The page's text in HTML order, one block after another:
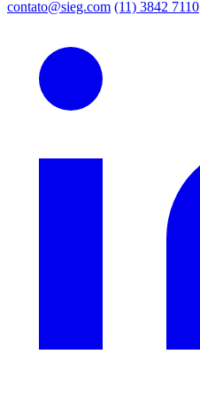
contato@sieg.com (11) 3842 7110